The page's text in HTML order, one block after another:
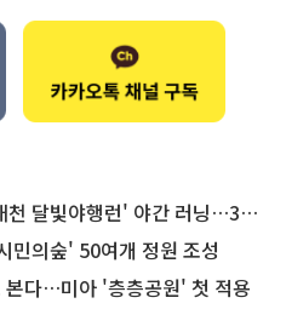
빛야행런' 야간 러닝…300명 모집
민의숲' 50여개 정원 조성
본다…미아 '층층공원' 첫 적용